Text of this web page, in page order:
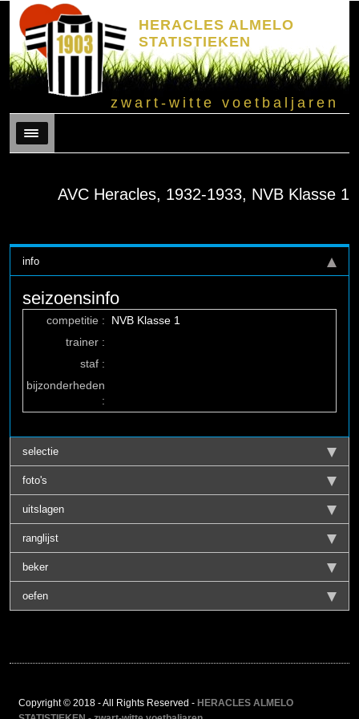
HERACLES ALMELO
STATISTIEKEN
zwart-witte voetbaljaren
Menu
AVC Heracles, 1932-1933, NVB Klasse 1
info
seizoensinfo
competitie :
NVB Klasse 1
trainer :
staf :
bijzonderheden
:
selectie
foto's
uitslagen
ranglijst
beker
oefen
Copyright © 2018 - All Rights Reserved - HERACLES ALMELO